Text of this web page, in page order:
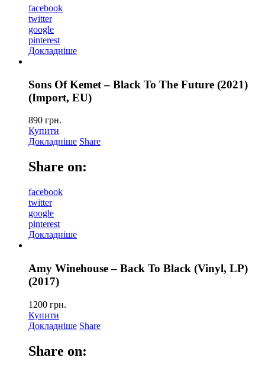
facebook
twitter
google
pinterest
Докладніше
Sons Of Kemet – Black To The Future (2021)
(Import, EU)
890 грн.
Купити
Докладніше Share
Share on:
facebook
twitter
google
pinterest
Докладніше
Amy Winehouse – Back To Black (Vinyl, LP)
(2017)
1200 грн.
Купити
Докладніше Share
Share on: